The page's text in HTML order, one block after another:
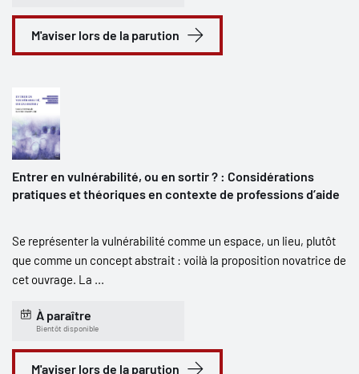
M'aviser lors de la parution
Entrer en vulnérabilité, ou en sortir ? : Considérations
pratiques et théoriques en contexte de professions d’aide
Se représenter la vulnérabilité comme un espace, un lieu, plutôt
que comme un concept abstrait : voilà la proposition novatrice de
cet ouvrage. La ...
À paraître
Bientôt disponible
M'aviser lors de la parution